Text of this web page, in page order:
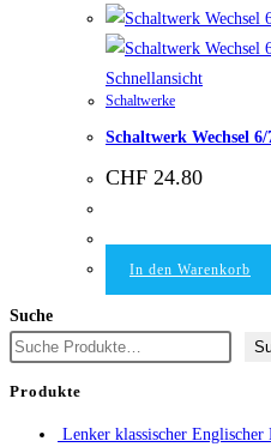
Schnellansicht
Schaltwerke
Schaltwerk Wechsel
CHF 24.80
In den Warenkorb
Suche
Produkte
Lenker klassischer